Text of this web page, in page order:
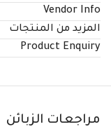
Vendor Info
المزيد من المنتجات
Product Enquiry
مراجعات الزبائن